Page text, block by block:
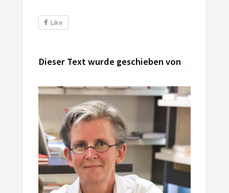
Like
Dieser Text wurde geschieben von